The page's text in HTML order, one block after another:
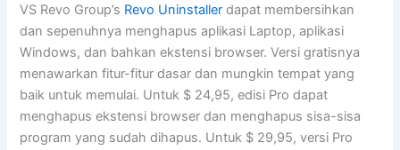
VS Revo Group’s Revo Uninstaller dapat membersihkan
dan sepenuhnya menghapus aplikasi Laptop, aplikasi
Windows, dan bahkan ekstensi browser. Versi gratisnya
menawarkan fitur-fitur dasar dan mungkin tempat yang
baik untuk memulai. Untuk $ 24,95, edisi Pro dapat
menghapus ekstensi browser dan menghapus sisa-sisa
program yang sudah dihapus. Untuk $ 29,95, versi Pro